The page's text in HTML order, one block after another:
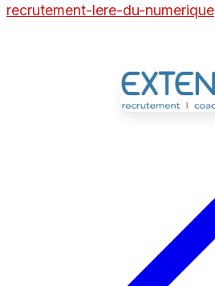
recrutement-lere-du-numerique